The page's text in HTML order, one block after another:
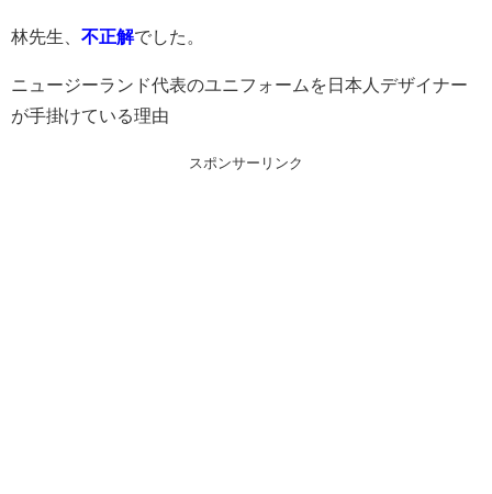
林先生、 不正解でした。
ニュージーランド代表のユニフォームを日本人デザイナー
が手掛けている理由
スポンサーリンク